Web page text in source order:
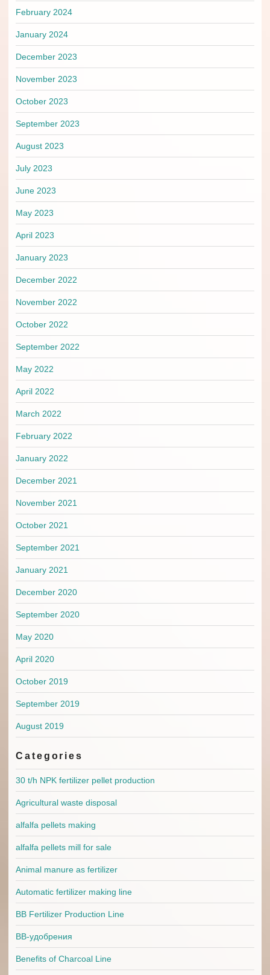
February 2024
January 2024
December 2023
November 2023
October 2023
September 2023
August 2023
July 2023
June 2023
May 2023
April 2023
January 2023
December 2022
November 2022
October 2022
September 2022
May 2022
April 2022
March 2022
February 2022
January 2022
December 2021
November 2021
October 2021
September 2021
January 2021
December 2020
September 2020
May 2020
April 2020
October 2019
September 2019
August 2019
Categories
30 t/h NPK fertilizer pellet production
Agricultural waste disposal
alfalfa pellets making
alfalfa pellets mill for sale
Animal manure as fertilizer
Automatic fertilizer making line
BB Fertilizer Production Line
BB-удобрения
Benefits of Charcoal Line